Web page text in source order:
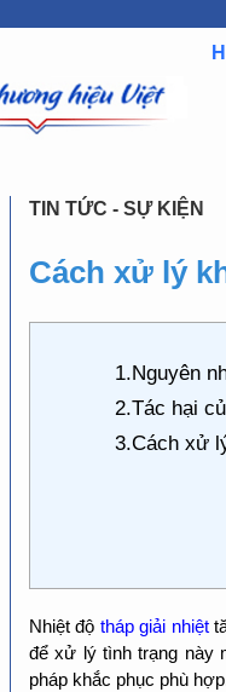
TIN TỨC - SỰ KIỆN
Cách xử lý
1.Nguyên
2.Tác hại
3.Cách xử
Nhiệt độ tháp giải nhiệt
để xử lý tình trạng này
pháp khắc phục phù